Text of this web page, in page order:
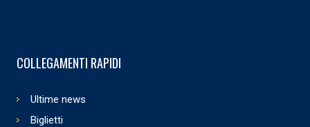
COLLEGAMENTI RAPIDI
Ultime news
Biglietti